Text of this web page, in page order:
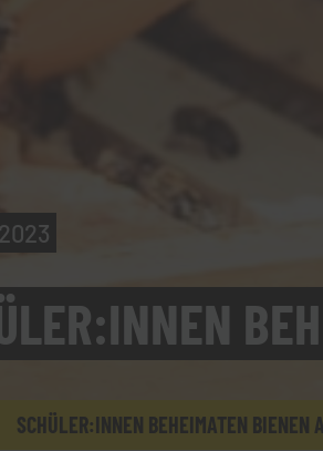
SCHÜLER:INNEN BEHEIMATEN BIENEN